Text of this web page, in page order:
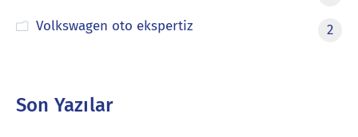
Volkswagen oto ekspertiz
2
Son Yazılar